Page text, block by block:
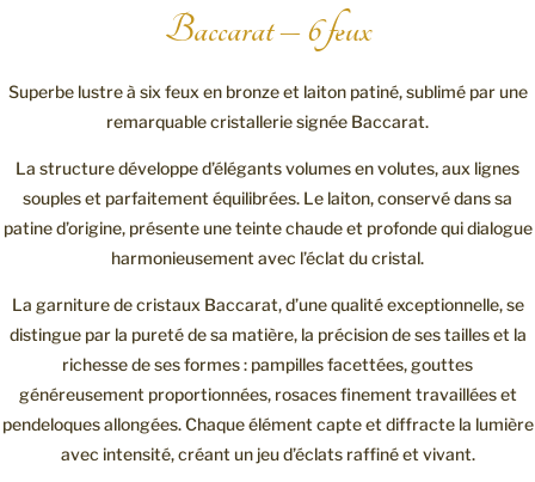
Baccarat – 6 feux
Superbe lustre à six feux en bronze et laiton patiné, sublimé par une
remarquable cristallerie signée Baccarat.
La structure développe d’élégants volumes en volutes, aux lignes
souples et parfaitement équilibrées. Le laiton, conservé dans sa
patine d’origine, présente une teinte chaude et profonde qui dialogue
harmonieusement avec l’éclat du cristal.
La garniture de cristaux Baccarat, d’une qualité exceptionnelle, se
distingue par la pureté de sa matière, la précision de ses tailles et la
richesse de ses formes : pampilles facettées, gouttes
généreusement proportionnées, rosaces finement travaillées et
pendeloques allongées. Chaque élément capte et diffracte la lumière
avec intensité, créant un jeu d’éclats raffiné et vivant.